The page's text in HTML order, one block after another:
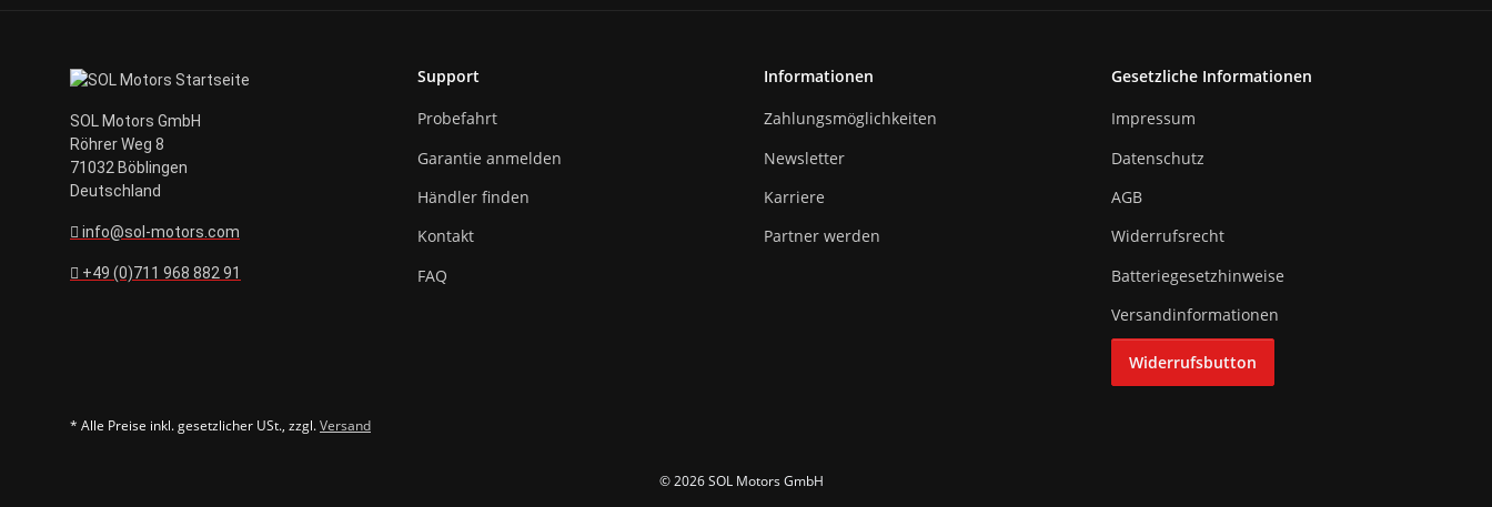
SOL Motors GmbH
Röhrer Weg 8
71032 Böblingen
Deutschland
info@sol-motors.com
+49 (0)711 968 882 91
Support
Probefahrt
Garantie anmelden
Händler finden
Kontakt
FAQ
Informationen
Zahlungsmöglichkeiten
Newsletter
Karriere
Partner werden
Gesetzliche Informationen
Impressum
Datenschutz
AGB
Widerrufsrecht
Batteriegesetzhinweise
Versandinformationen
Widerrufsbutton
* Alle Preise inkl. gesetzlicher USt., zzgl.Versand
© 2026 SOL Motors GmbH